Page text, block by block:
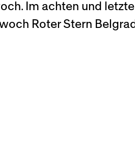
Im achten und
Roter Stern